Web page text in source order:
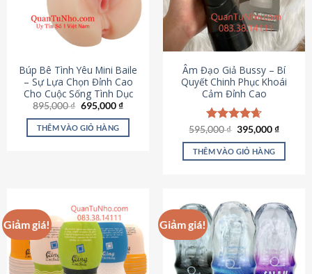
chọn
thể
chọn
trên
trang
sản
phẩm
Búp Bê Tình Yêu Mini Baile
– Sự Lựa Chọn Đỉnh Cao
Cho Cuộc Sống Tình Dục
895,000₫ Giá
là:
895,000 ₫.
695,000₫Giá
tại
THÊM VÀO GIỎ HÀNG
Âm Đạo Giả Bussy – Bí
Quyết Chinh Phục Khoái
Cảm Đỉnh Cao
Được xếp
hạng4.64
5 sao
595,000₫ Giá
là:
595,000 ₫.
395,000₫Giá
tại
THÊM VÀO GIỎ HÀNG
Giảm giá! Giảm giá!